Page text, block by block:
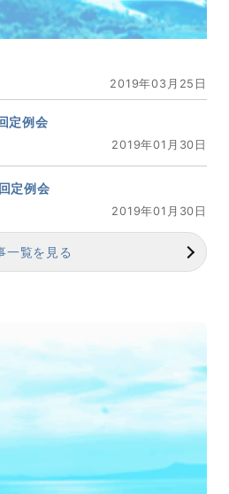
2019年03月25日
定例会
2019年01月30日
定例会
2019年01月30日
一覧を見る